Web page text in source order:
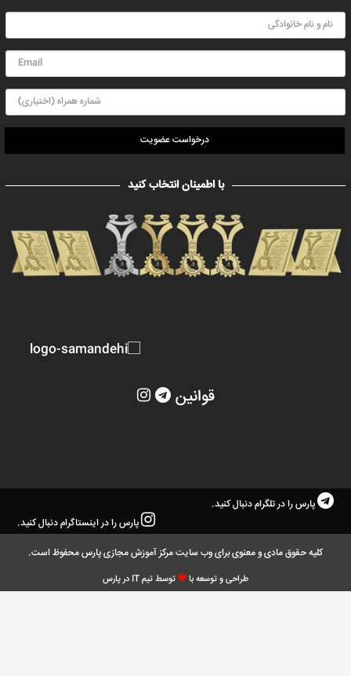
درخواست عضویت
با اطمینان انتخاب کنید
قوانین
پارس را در تلگرام دنبال کنید.
پارس را در اینستاگرام دنبال کنید.
کلیه حقوق مادی و معنوی برای وب سایت مرکز آموزش مجازی پارس محفوظ است.
طراحی و توسعه با توسط تیم IT در پارس